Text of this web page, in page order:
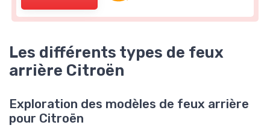
Les différents types de feux
arrière Citroën
Exploration des modèles de feux arrière
pour Citroën